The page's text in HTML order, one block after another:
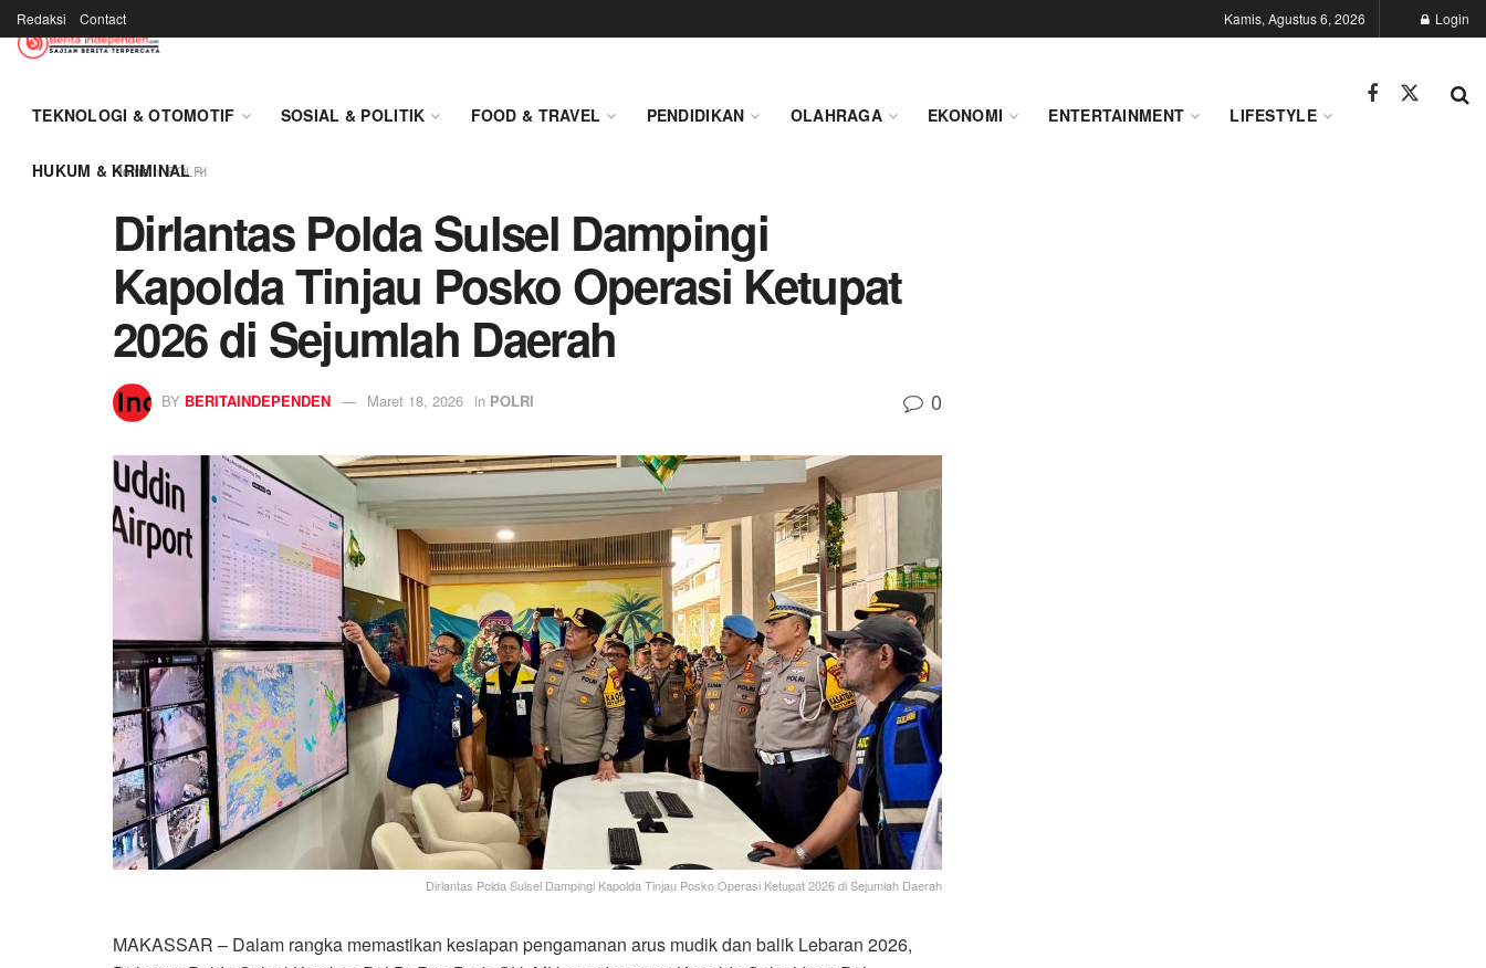
Redaksi Contact Kamis, Agustus 6, 2026 Login
TEKNOLOGI & OTOMOTIF SOSIAL & POLITIK FOOD & TRAVEL PENDIDIKAN OLAHRAGA EKONOMI ENTERTAINMENT LIFESTYLE
HUKUM & KRIMINAL
Home POLRI
Dirlantas Polda Sulsel Dampingi
Kapolda Tinjau Posko Operasi Ketupat
2026 di Sejumlah Daerah
BY BERITAINDEPENDEN Maret 18, 2026 in POLRI 0
Dirlantas Polda Sulsel Dampingi Kapolda Tinjau Posko Operasi Ketupat 2026 di Sejumlah Daerah
MAKASSAR – Dalam rangka memastikan kesiapan pengamanan arus mudik dan balik Lebaran 2026,